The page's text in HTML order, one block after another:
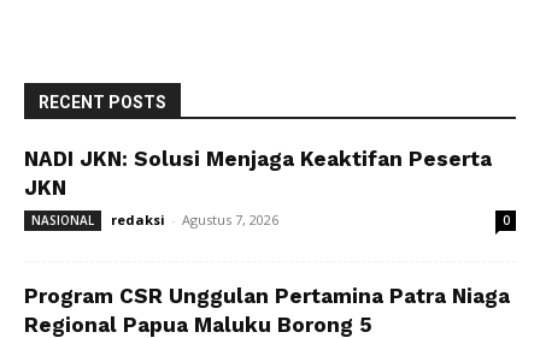
RECENT POSTS
NADI JKN: Solusi Menjaga Keaktifan Peserta
JKN
NASIONAL redaksi - Agustus 7, 2026 0
Program CSR Unggulan Pertamina Patra Niaga
Regional Papua Maluku Borong 5